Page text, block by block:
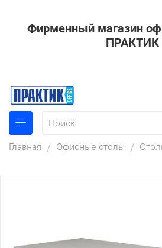
Фирменный магазин
ПРАКТИК
Главная Офисные столы